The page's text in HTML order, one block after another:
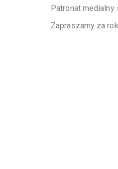
Patronat medialny
Zapraszamy za